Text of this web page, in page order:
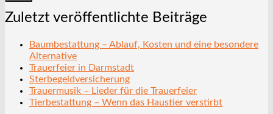
Zuletzt veröffentlichte Beiträge
Baumbestattung – Ablauf, Kosten und eine besondere
Alternative
Trauerfeier in Darmstadt
Sterbegeldversicherung
Trauermusik – Lieder für die Trauerfeier
Tierbestattung – Wenn das Haustier verstirbt